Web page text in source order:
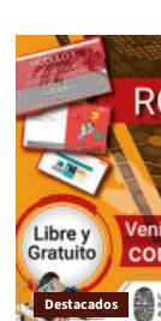
Destacados